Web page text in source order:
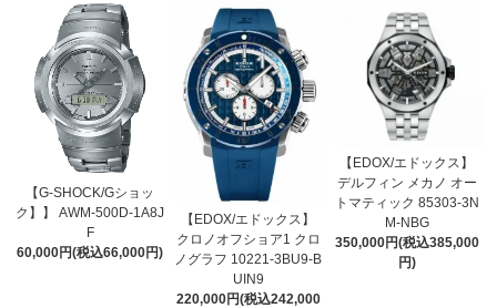
【G-SHOCK/Gショッ
ク】】 AWM-500D-1A8J
F
60,000円(税込66,000円)
【EDOX/エドックス】
クロノオフショア1 クロ
ノグラフ 10221-3BU9-B
UIN9
220,000円(税込242,000
【EDOX/エドックス】
デルフィン メカノ オー
トマティック 85303-3N
M-NBG
350,000円(税込385,000
円)